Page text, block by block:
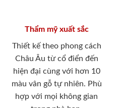
Thẩm mỹ xuất sắc
Thiết kế theo phong cách
Châu Âu từ cổ điển đến
hiện đại cùng với hơn 10
màu vân gỗ tự nhiên. Phù
hợp với mọi không gian